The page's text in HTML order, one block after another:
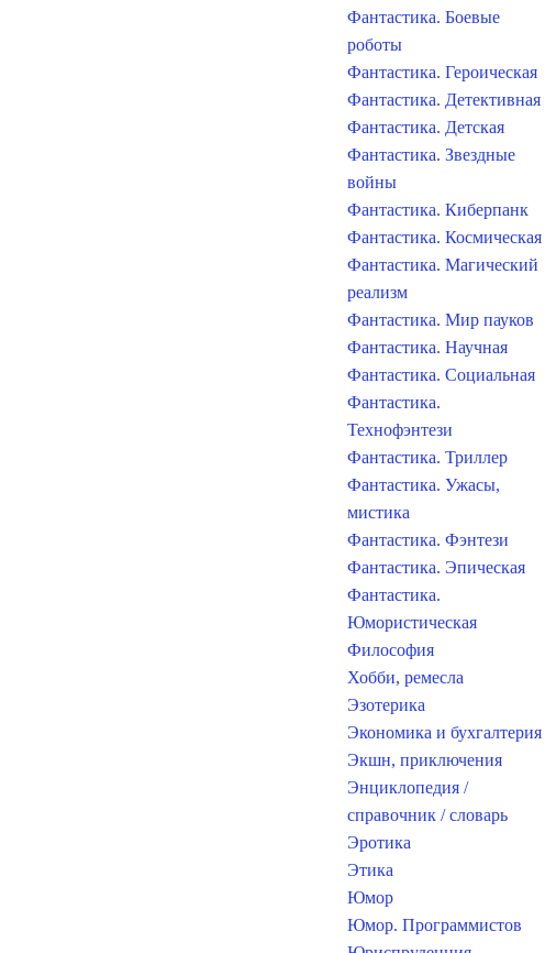
Фантастика. Боевые
роботы
Фантастика. Героическая
Фантастика. Детективная
Фантастика. Детская
Фантастика. Звездные
войны
Фантастика. Киберпанк
Фантастика. Космическая
Фантастика. Магический
реализм
Фантастика. Мир пауков
Фантастика. Научная
Фантастика. Социальная
Фантастика.
Технофэнтези
Фантастика. Триллер
Фантастика. Ужасы,
мистика
Фантастика. Фэнтези
Фантастика. Эпическая
Фантастика.
Юмористическая
Философия
Хобби, ремесла
Эзотерика
Экономика и бухгалтерия
Экшн, приключения
Энциклопедия /
справочник / словарь
Эротика
Этика
Юмор
Юмор. Программистов